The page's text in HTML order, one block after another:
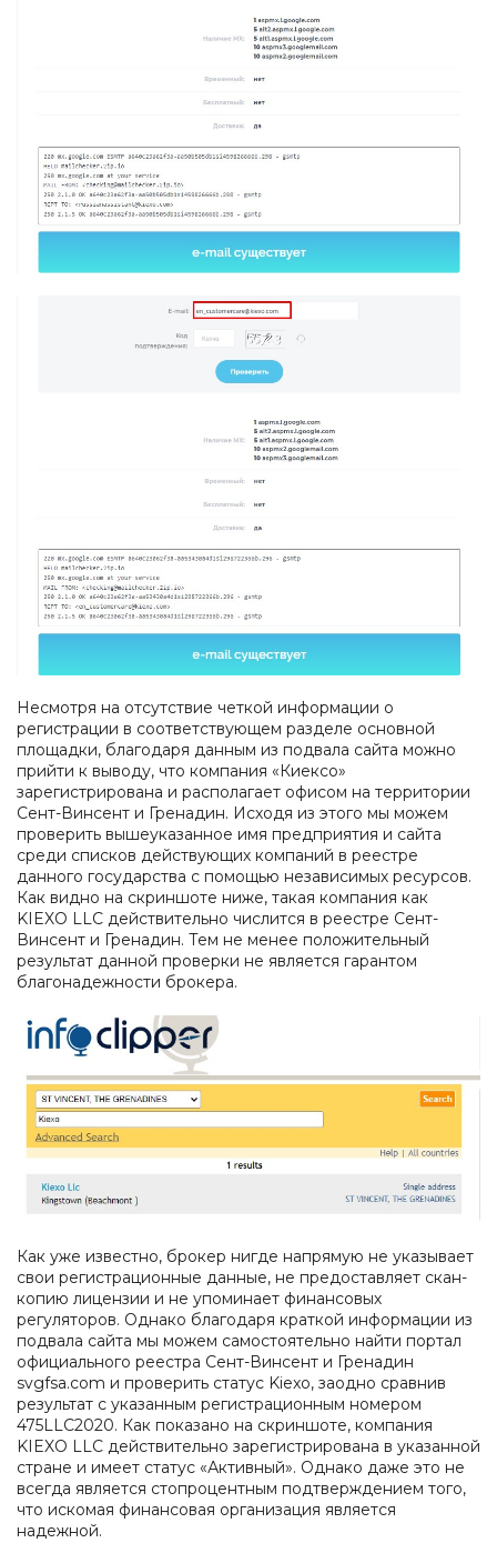
Несмотря на отсутствие четкой информации о
регистрации в соответствующем разделе основной
площадки, благодаря данным из подвала сайта можно
прийти к выводу, что компания «Киексо»
зарегистрирована и располагает офисом на территории
Сент-Винсент и Гренадин. Исходя из этого мы можем
проверить вышеуказанное имя предприятия и сайта
среди списков действующих компаний в реестре
данного государства с помощью независимых ресурсов.
Как видно на скриншоте ниже, такая компания как
KIEXO LLC действительно числится в реестре Сент-
Винсент и Гренадин. Тем не менее положительный
результат данной проверки не является гарантом
благонадежности брокера.
Как уже известно, брокер нигде напрямую не указывает
свои регистрационные данные, не предоставляет скан-
копию лицензии и не упоминает финансовых
регуляторов. Однако благодаря краткой информации из
подвала сайта мы можем самостоятельно найти портал
официального реестра Сент-Винсент и Гренадин
svgfsa.com и проверить статус Kiexo, заодно сравнив
результат с указанным регистрационным номером
475LLC2020. Как показано на скриншоте, компания
KIEXO LLC действительно зарегистрирована в указанной
стране и имеет статус «Активный». Однако даже это не
всегда является стопроцентным подтверждением того,
что искомая финансовая организация является
надежной.